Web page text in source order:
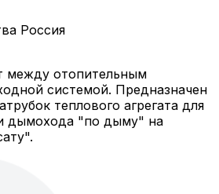
Россия
между отопительным
системой. Предназначен
теплового агрегата для
дымохода "по дыму" на